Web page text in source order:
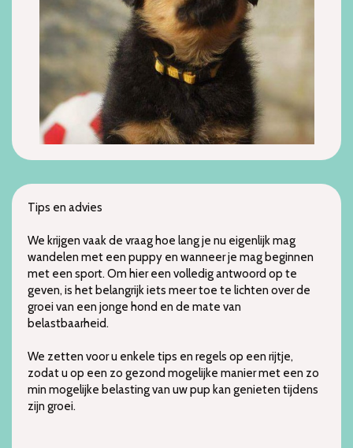
Tips en advies
We krijgen vaak de vraag hoe lang je nu eigenlijk mag
wandelen met een puppy en wanneer je mag beginnen
met een sport. Om hier een volledig antwoord op te
geven, is het belangrijk iets meer toe te lichten over de
groei van een jonge hond en de mate van
belastbaarheid.
We zetten voor u enkele tips en regels op een rijtje,
zodat u op een zo gezond mogelijke manier met een zo
min mogelijke belasting van uw pup kan genieten tijdens
zijn groei.